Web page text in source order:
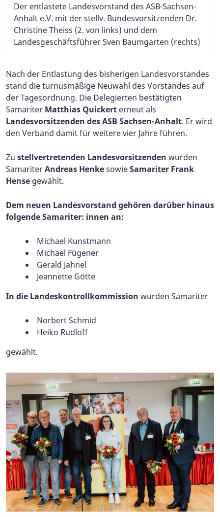
Der entlastete Landesvorstand des ASB-Sachsen-
Anhalt e.V. mit der stellv. Bundesvorsitzenden Dr.
Christine Theiss (2. von links) und dem
Landesgeschäftsführer Sven Baumgarten (rechts)
Nach der Entlastung des bisherigen Landesvorstandes
stand die turnusmäßige Neuwahl des Vorstandes auf
der Tagesordnung. Die Delegierten bestätigten
Samariter Matthias Quickert erneut als
Landesvorsitzenden des ASB Sachsen-Anhalt. Er wird
den Verband damit für weitere vier Jahre führen.
Zu stellvertretenden Landesvorsitzenden wurden
SamariterAndreas HenkesowieSamariter Frank
Hense gewählt.
Dem neuen Landesvorstand gehören darüber hinaus
folgende Samariter: innen an:
Michael Kunstmann
Michael Fügener
Gerald Jahnel
Jeannette Götte
In die Landeskontrollkommission wurden Samariter
Norbert Schmid
Heiko Rudloff
gewählt.